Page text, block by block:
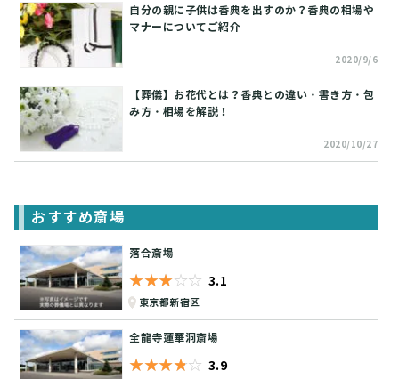
自分の親に子供は香典を出すのか？香典の相場や
マナーについてご紹介
2020/9/6
【葬儀】お花代とは？香典との違い・書き方・包
み方・相場を解説！
2020/10/27
おすすめ斎場
落合斎場
★★★★★
☆☆☆☆☆ 3.1
東京都新宿区
全龍寺蓮華洞斎場
★★★★★
☆☆☆☆☆ 3.9